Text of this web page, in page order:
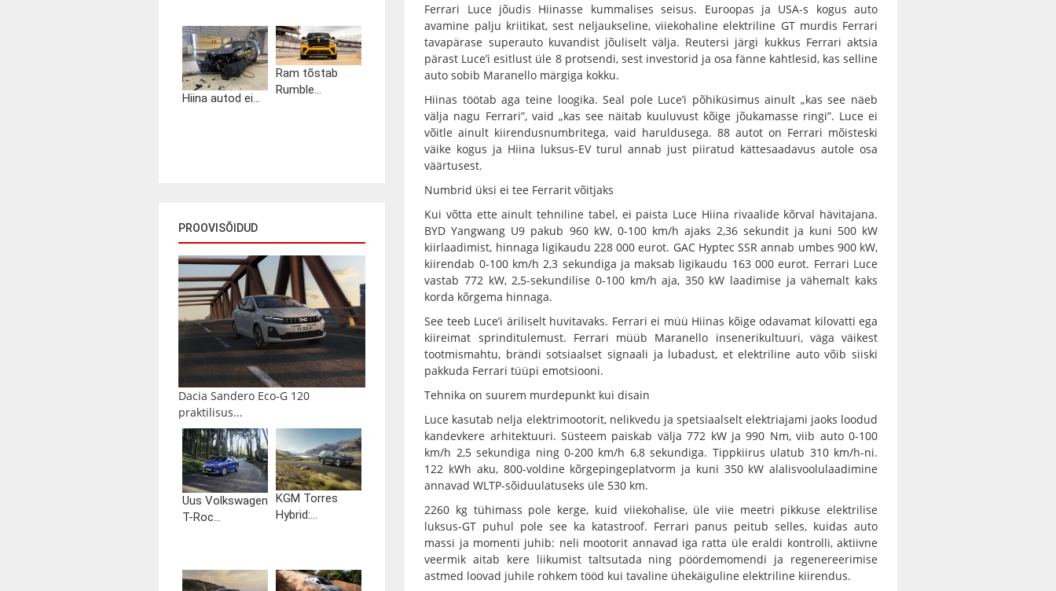
Hiina autod ei...
Ram tõstab
Rumble...
PROOVISÕIDUD
Dacia Sandero Eco-G 120
praktilisus...
Uus Volkswagen
T-Roc...
KGM Torres
Hybrid:...
Ferrari Luce jõudis Hiinasse kummalises seisus. Euroopas ja USA-s kogus auto
avamine palju kriitikat, sest neljaukseline, viiekohaline elektriline GT murdis Ferrari
tavapärase superauto kuvandist jõuliselt välja. Reutersi järgi kukkus Ferrari aktsia
pärast Luce’i esitlust üle 8 protsendi, sest investorid ja osa fänne kahtlesid, kas selline
auto sobib Maranello märgiga kokku.
Hiinas töötab aga teine loogika. Seal pole Luce’i põhiküsimus ainult „kas see näeb
välja nagu Ferrari”, vaid „kas see näitab kuuluvust kõige jõukamasse ringi”. Luce ei
võitle ainult kiirendusnumbritega, vaid haruldusega. 88 autot on Ferrari mõisteski
väike kogus ja Hiina luksus-EV turul annab just piiratud kättesaadavus autole osa
väärtusest.
Numbrid üksi ei tee Ferrarit võitjaks
Kui võtta ette ainult tehniline tabel, ei paista Luce Hiina rivaalide kõrval hävitajana.
BYD Yangwang U9 pakub 960 kW, 0-100 km/h ajaks 2,36 sekundit ja kuni 500 kW
kiirlaadimist, hinnaga ligikaudu 228 000 eurot. GAC Hyptec SSR annab umbes 900 kW,
kiirendab 0-100 km/h 2,3 sekundiga ja maksab ligikaudu 163 000 eurot. Ferrari Luce
vastab 772 kW, 2,5-sekundilise 0-100 km/h aja, 350 kW laadimise ja vähemalt kaks
korda kõrgema hinnaga.
See teeb Luce’i äriliselt huvitavaks. Ferrari ei müü Hiinas kõige odavamat kilovatti ega
kiireimat sprinditulemust. Ferrari müüb Maranello insenerikultuuri, väga väikest
tootmismahtu, brändi sotsiaalset signaali ja lubadust, et elektriline auto võib siiski
pakkuda Ferrari tüüpi emotsiooni.
Tehnika on suurem murdepunkt kui disain
Luce kasutab nelja elektrimootorit, nelikvedu ja spetsiaalselt elektriajami jaoks loodud
kandevkere arhitektuuri. Süsteem paiskab välja 772 kW ja 990 Nm, viib auto 0-100
km/h 2,5 sekundiga ning 0-200 km/h 6,8 sekundiga. Tippkiirus ulatub 310 km/h-ni.
122 kWh aku, 800-voldine kõrgepingeplatvorm ja kuni 350 kW alalisvoolulaadimine
annavad WLTP-sõiduulatuseks üle 530 km.
2260 kg tühimass pole kerge, kuid viiekohalise, üle viie meetri pikkuse elektrilise
luksus-GT puhul pole see ka katastroof. Ferrari panus peitub selles, kuidas auto
massi ja momenti juhib: neli mootorit annavad iga ratta üle eraldi kontrolli, aktiivne
veermik aitab kere liikumist taltsutada ning pöördemomendi ja regenereerimise
astmed loovad juhile rohkem tööd kui tavaline ühekäiguline elektriline kiirendus.